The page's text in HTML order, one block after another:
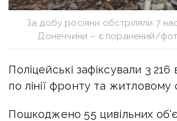
За добу росіяни обстріляли 7
Донеччини – є поранений/
Поліцейські зафіксували 3
по лінії фронту та житловому
Пошкоджено 55 цивільних